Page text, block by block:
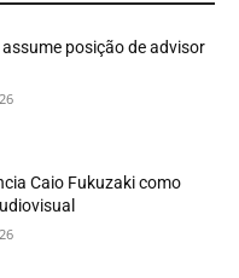
posição de advisor
Caio Fukuzaki como